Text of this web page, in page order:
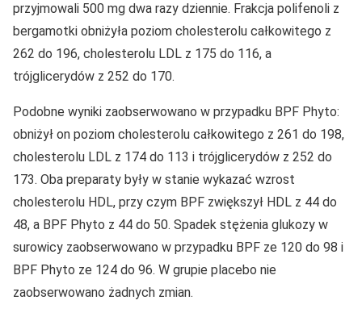
przyjmowali 500 mg dwa razy dziennie. Frakcja polifenoli z
bergamotki obniżyła poziom cholesterolu całkowitego z
262 do 196, cholesterolu LDL z 175 do 116, a
trójglicerydów z 252 do 170.
Podobne wyniki zaobserwowano w przypadku BPF Phyto:
obniżył on poziom cholesterolu całkowitego z 261 do 198,
cholesterolu LDL z 174 do 113 i trójglicerydów z 252 do
173. Oba preparaty były w stanie wykazać wzrost
cholesterolu HDL, przy czym BPF zwiększył HDL z 44 do
48, a BPF Phyto z 44 do 50. Spadek stężenia glukozy w
surowicy zaobserwowano w przypadku BPF ze 120 do 98 i
BPF Phyto ze 124 do 96. W grupie placebo nie
zaobserwowano żadnych zmian.